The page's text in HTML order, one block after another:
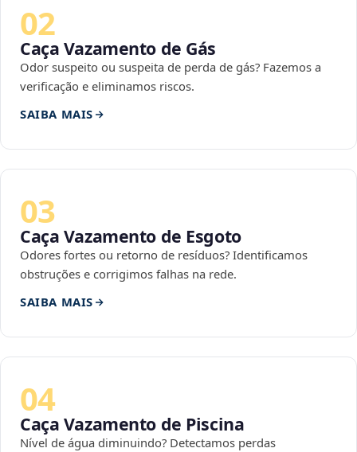
02
Caça Vazamento de Gás
Odor suspeito ou suspeita de perda de gás? Fazemos a
verificação e eliminamos riscos.
SAIBA MAIS
03
Caça Vazamento de Esgoto
Odores fortes ou retorno de resíduos? Identificamos
obstruções e corrigimos falhas na rede.
SAIBA MAIS
04
Caça Vazamento de Piscina
Nível de água diminuindo? Detectamos perdas